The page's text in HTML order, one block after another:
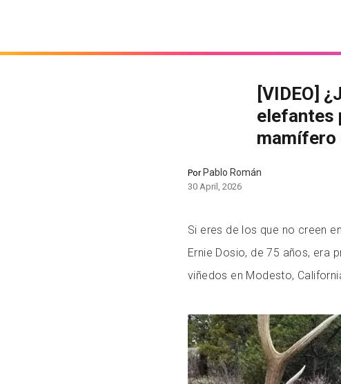
[VIDEO]
elefantes
mamífero
PorPablo Román
30 April, 2026
Si eres de los que no creen
Ernie Dosio, de 75 años, era
viñedos en Modesto,